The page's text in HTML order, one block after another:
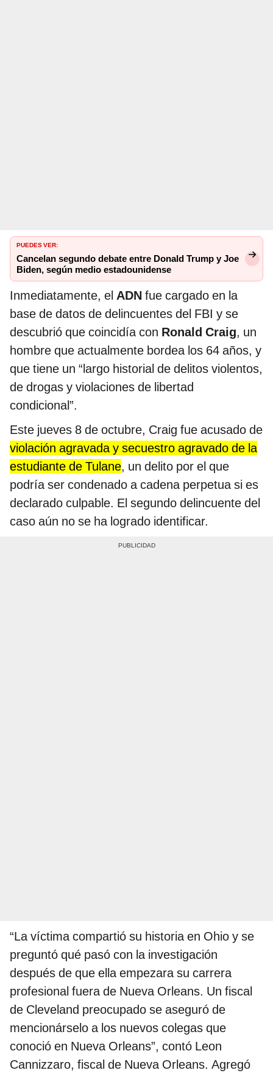
PUEDES VER:
Cancelan segundo debate entre Donald Trump y Joe
Biden, según medio estadounidense
Inmediatamente, el ADN fue cargado en la
base de datos de delincuentes del FBI y se
descubrió que coincidía con Ronald Craig, un
hombre que actualmente bordea los 64 años, y
que tiene un “largo historial de delitos violentos,
de drogas y violaciones de libertad
condicional”.
Este jueves 8 de octubre, Craig fue acusado de
violación agravada y secuestro agravado de la
estudiante de Tulane, un delito por el que
podría ser condenado a cadena perpetua si es
declarado culpable. El segundo delincuente del
caso aún no se ha logrado identificar.
“La víctima compartió su historia en Ohio y se
preguntó qué pasó con la investigación
después de que ella empezara su carrera
profesional fuera de Nueva Orleans. Un fiscal
de Cleveland preocupado se aseguró de
mencionárselo a los nuevos colegas que
conoció en Nueva Orleans”, contó Leon
Cannizzaro, fiscal de Nueva Orleans. Agregó